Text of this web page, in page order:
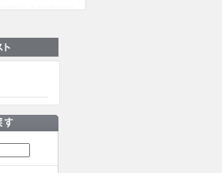
究科や創成科学